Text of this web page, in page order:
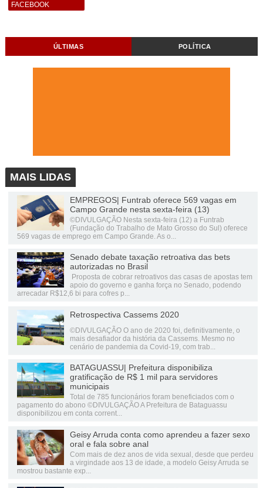
FACEBOOK
ÚLTIMAS POLÍTICA
MAIS LIDAS
EMPREGOS| Funtrab oferece 569 vagas em
Campo Grande nesta sexta-feira (13)
©DIVULGAÇÃO Nesta sexta-feira (12) a Funtrab
(Fundação do Trabalho de Mato Grosso do Sul) oferece
569 vagas de emprego em Campo Grande. As o...
Senado debate taxação retroativa das bets
autorizadas no Brasil
Proposta de cobrar retroativos das casas de apostas tem
apoio do governo e ganha força no Senado, podendo
arrecadar R$12,6 bi para cofres p...
Retrospectiva Cassems 2020
©DIVULGAÇÃO O ano de 2020 foi, definitivamente, o
mais desafiador da história da Cassems. Mesmo no
cenário de pandemia da Covid-19, com trab...
BATAGUASSU| Prefeitura disponibiliza
gratificação de R$ 1 mil para servidores
municipais
Total de 785 funcionários foram beneficiados com o
pagamento do abono ©DIVULGAÇÃO A Prefeitura de Bataguassu
disponibilizou em conta corrent...
Geisy Arruda conta como aprendeu a fazer sexo
oral e fala sobre anal
Com mais de dez anos de vida sexual, desde que perdeu
a virgindade aos 13 de idade, a modelo Geisy Arruda se
mostrou bastante exp...